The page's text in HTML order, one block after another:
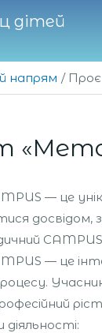
дітей
напрям
— це
— це